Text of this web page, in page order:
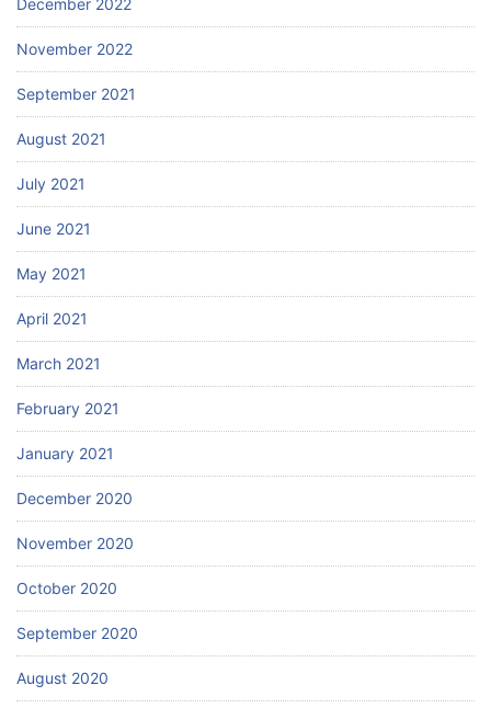
December 2022
November 2022
September 2021
August 2021
July 2021
June 2021
May 2021
April 2021
March 2021
February 2021
January 2021
December 2020
November 2020
October 2020
September 2020
August 2020